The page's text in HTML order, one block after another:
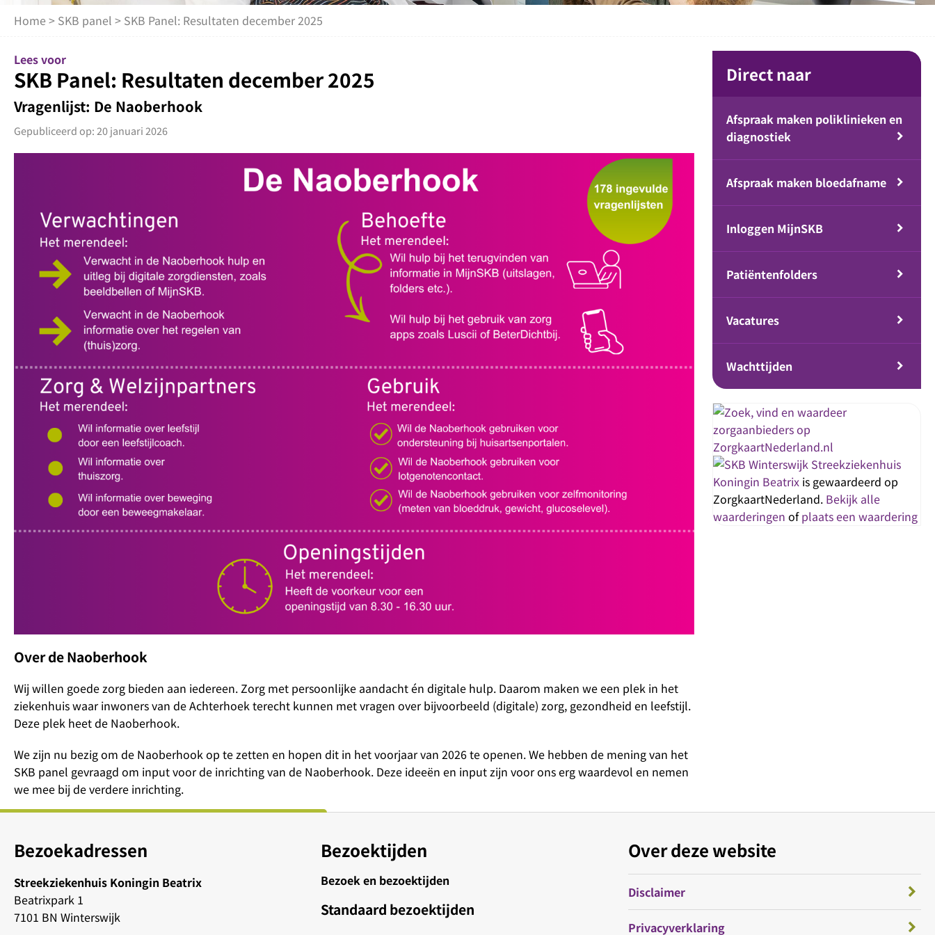
Home > SKB panel > SKB Panel: Resultaten december 2025
Lees voor
SKB Panel: Resultaten december 2025
Vragenlijst: De Naoberhook
Gepubliceerd op: 20 januari 2026
Over de Naoberhook
Wij willen goede zorg bieden aan iedereen. Zorg met persoonlijke aandacht én digitale hulp. Daarom maken we een plek in het
ziekenhuis waar inwoners van de Achterhoek terecht kunnen met vragen over bijvoorbeeld (digitale) zorg, gezondheid en leefstijl.
Deze plek heet de Naoberhook.
We zijn nu bezig om de Naoberhook op te zetten en hopen dit in het voorjaar van 2026 te openen. We hebben de mening van het
SKB panel gevraagd om input voor de inrichting van de Naoberhook. Deze ideeën en input zijn voor ons erg waardevol en nemen
we mee bij de verdere inrichting.
Direct naar
Afspraak maken poliklinieken en
diagnostiek
Afspraak maken bloedafname
Inloggen MijnSKB
Patiëntenfolders
Vacatures
Wachttijden
Streekziekenhuis
Koningin Beatrix is gewaardeerd op
ZorgkaartNederland. Bekijk alle
waarderingen ofplaats een waardering
Bezoekadressen
Streekziekenhuis Koningin Beatrix
Beatrixpark 1
7101 BN Winterswijk
Bezoektijden
Bezoek en bezoektijden
Standaard bezoektijden
Over deze website
Disclaimer
Privacyverklaring